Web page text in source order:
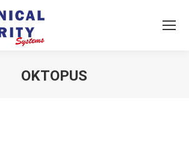
OKTOPUS